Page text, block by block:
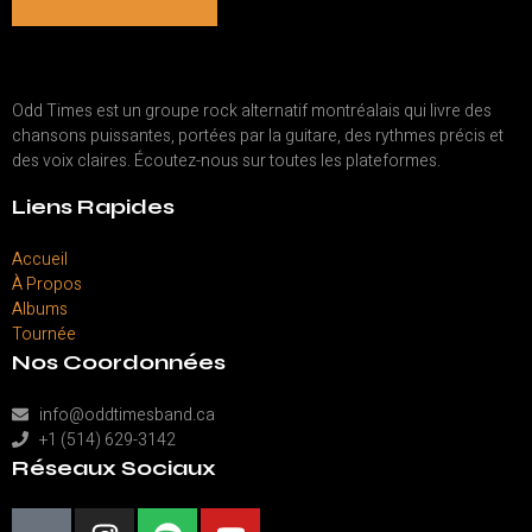
Odd Times est un groupe rock alternatif montréalais qui livre des
chansons puissantes, portées par la guitare, des rythmes précis et
des voix claires. Écoutez-nous sur toutes les plateformes.
Liens Rapides
Accueil
À Propos
Albums
Tournée
Nos Coordonnées
info@oddtimesband.ca
+1 (514) 629-3142
Réseaux Sociaux